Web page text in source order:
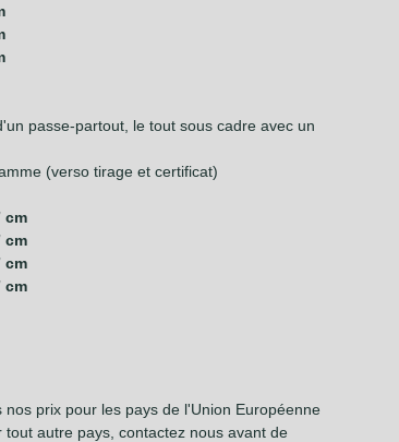
passe-partout, le tout sous cadre avec un
(verso tirage et certificat)
cm
cm
cm
cm
prix pour les pays de l'Union Européenne
autre pays, contactez nous avant de